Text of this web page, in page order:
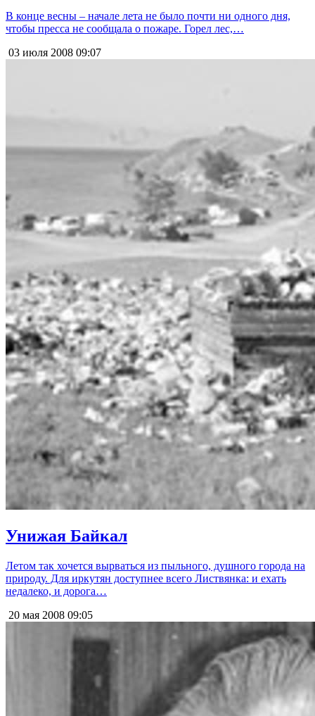
В конце весны – начале лета не было почти ни одного дня,
чтобы пресса не сообщала о пожаре. Горел лес,…
03 июля 2008 09:07
Унижая Байкал
Летом так хочется вырваться из пыльного, душного города на
природу. Для иркутян доступнее всего Листвянка: и ехать
недалеко, и дорога…
20 мая 2008 09:05